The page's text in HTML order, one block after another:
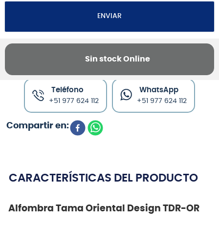
ENVIAR
Sin stock Online
Canales de venta y asesoría
Teléfono
+51 977 624 112
WhatsApp
+51 977 624 112
CARACTERÍSTICAS DEL PRODUCTO
Alfombra Tama Oriental Design TDR-OR